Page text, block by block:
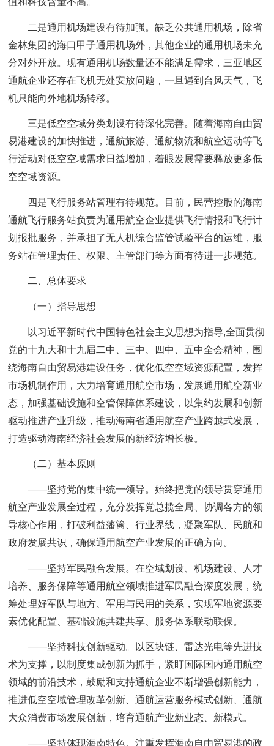
二是通用机场建设有待加强。缺乏公共通用机场，除省
金林集团的海口甲子通用机场外，其他企业的通用机场未充
分对外开放。现有通用机场数量还不能满足需求，三亚地区
通航企业还存在飞机无处安放问题，一旦遇到台风天气，飞
机只能向外地机场转移。
三是低空空域分类划设有待深化完善。随着海南自由贸
易港建设的加快推进，通航旅游、通航物流和航空运动等飞
行活动对低空空域需求日益增加，着眼发展需要释放更多低
空空域资源。
四是飞行服务站管理有待规范。目前，民营控股的海南
通航飞行服务站负责为通用航空企业提供飞行情报和飞行计
划报批服务，并承担了无人机综合监管试验平台的运维，服
务站在管理责任、权限、主管部门等方面有待进一步规范。
二、总体要求
（一）指导思想
以习近平新时代中国特色社会主义思想为指导,全面贯彻
党的十九大和十九届二中、三中、四中、五中全会精神，围
绕海南自由贸易港建设任务，优化低空空域资源配置，发挥
市场机制作用，大力培育通用航空市场，发展通用航空新业
态，加强基础设施和空管保障体系建设，以集约发展和创新
驱动推进产业升级，推动海南省通用航空产业跨越式发展，
打造驱动海南经济社会发展的新经济增长极。
（二）基本原则
——坚持党的集中统一领导。始终把党的领导贯穿通用
航空产业发展全过程，充分发挥党总揽全局、协调各方的领
导核心作用，打破利益藩篱、行业界线，凝聚军队、民航和
政府发展共识，确保通用航空产业发展的正确方向。
——坚持军民融合发展。在空域划设、机场建设、人才
培养、服务保障等通用航空领域推进军民融合深度发展，统
筹处理好军队与地方、军用与民用的关系，实现军地资源要
素优化配置、基础设施共建共享、服务体系联动联保。
——坚持科技创新驱动。以区块链、雷达光电等先进技
术为支撑，以制度集成创新为抓手，紧盯国际国内通用航空
领域的前沿技术，鼓励和支持通航企业不断增强创新能力，
推进低空空域管理改革创新、通航运营服务模式创新、通航
大众消费市场发展创新，培育通航产业新业态、新模式。
——坚持体现海南特色。注重发挥海南自由贸易港的政